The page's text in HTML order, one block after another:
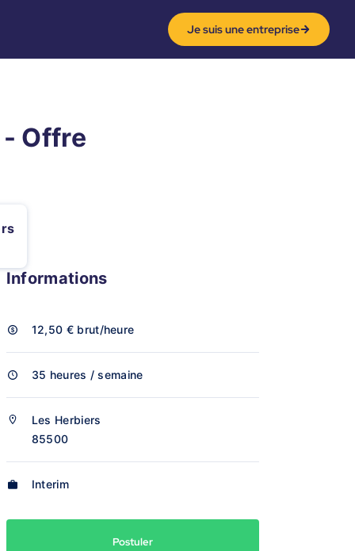
Je suis une entreprise
Offre
Informations
12,50 € brut/heure
35 heures / semaine
Les Herbiers
85500
Interim
Postuler